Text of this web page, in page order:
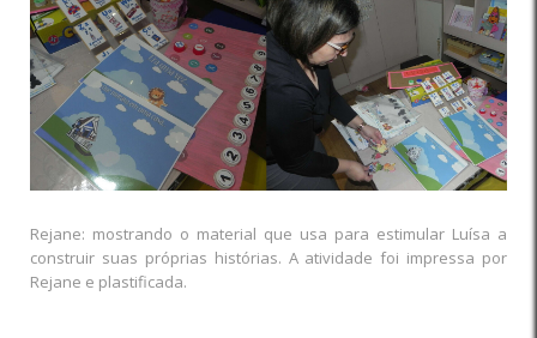
Rejane: mostrando o material que usa para estimular Luísa a
construir suas próprias histórias. A atividade foi impressa por
Rejane e plastificada.